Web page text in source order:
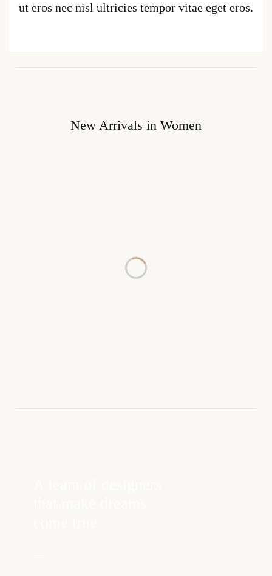
ut eros nec nisl ultricies tempor vitae eget eros.
New Arrivals in Women